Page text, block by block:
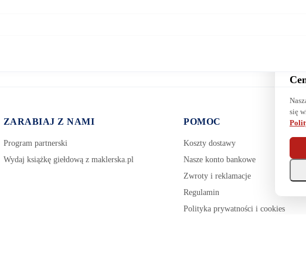
ZARABIAJ Z NAMI
Program partnerski
Wydaj książkę giełdową z maklerska.pl
POMOC
Koszty dostawy
Nasze konto bankowe
Zwroty i reklamacje
Regulamin
Polityka prywatności i cookies
się